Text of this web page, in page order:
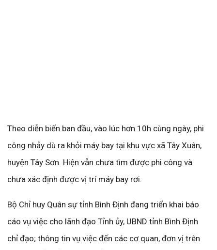
Theo diễn biến ban đầu, vào lúc hơn 10h cùng ngày, phi
công nhảy dù ra khỏi máy bay tại khu vực xã Tây Xuân,
huyện Tây Sơn. Hiện vẫn chưa tìm được phi công và
chưa xác định được vị trí máy bay rơi.
Bộ Chỉ huy Quân sự tỉnh Bình Định đang triển khai báo
cáo vụ việc cho lãnh đạo Tỉnh ủy, UBND tỉnh Bình Định
chỉ đạo; thông tin vụ việc đến các cơ quan, đơn vị trên